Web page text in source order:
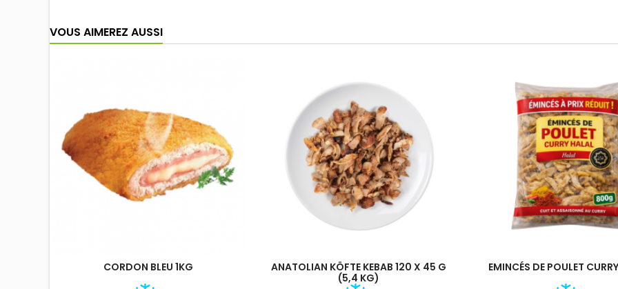
VOUS AIMEREZ AUSSI
CORDON BLEU 1KG
ANATOLIAN KÖFTE KEBAB 120 X 45 G
(5,4 KG)
EMINCÉS DE POULET